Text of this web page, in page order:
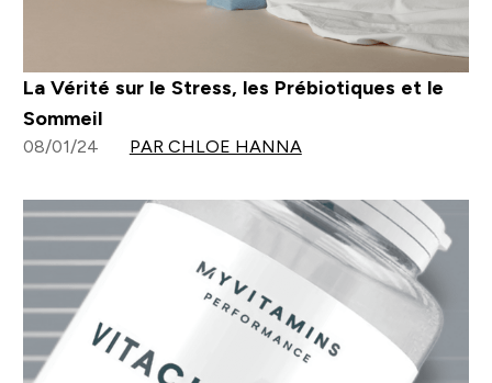
La Vérité sur le Stress, les Prébiotiques et le
Sommeil
08/01/24 PAR CHLOE HANNA